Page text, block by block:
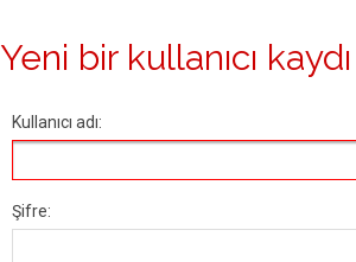
Yeni bir kullanıcı kaydı
Kullanıcı adı:
Şifre: